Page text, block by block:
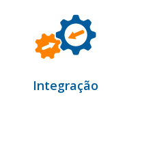
Integração